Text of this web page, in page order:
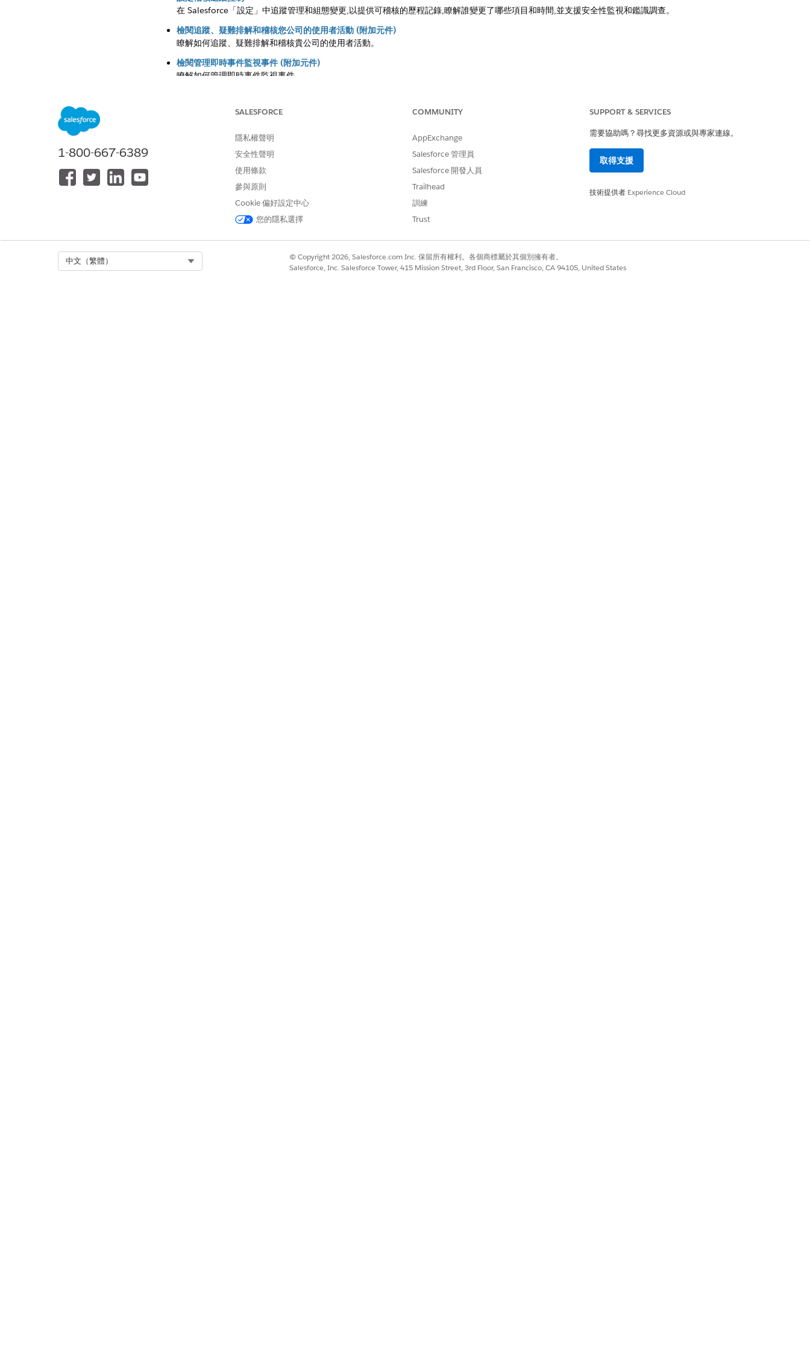
在 Salesforce「設定」中追蹤管理和組態變更,以提供可稽核的歷程記錄,瞭解誰變更了哪些項目和時間,並支援安全性監視和鑑識調查。
檢閱追蹤、疑難排解和稽核您公司的使用者活動 (附加元件)
瞭解如何追蹤、疑難排解和稽核貴公司的使用者活動。
檢閱管理即時事件監視事件 (附加元件)
瞭解如何管理即時事件監視事件。
瞭解追蹤物件欄位歷程記錄。
此文章是否解決您的問題？
請讓我們知道，以便我們改進！
是
1-800-667-6389
SALESFORCE
隱私權聲明
安全性聲明
使用條款
參與原則
Cookie 偏好設定中心
您的隱私選擇
COMMUNITY
AppExchange
Salesforce 管理員
Salesforce 開發人員
Trailhead
訓練
Trust
SUPPORT & SERVICES
需要協助嗎？尋找更多資源或與專家連線。
取得支援
技術提供者 Experience Cloud
中文（繁體）
© Copyright 2026, Salesforce.com Inc. 保留所有權利。各個商標屬於其個別擁有者。
Salesforce, Inc. Salesforce Tower, 415 Mission Street, 3rd Floor, San Francisco, CA 94105, United States